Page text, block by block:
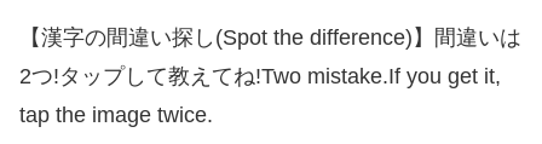
【漢字の間違い探し(Spot the difference)】間違いは
2つ!タップして教えてね!Two mistake.If you get it,
tap the image twice.